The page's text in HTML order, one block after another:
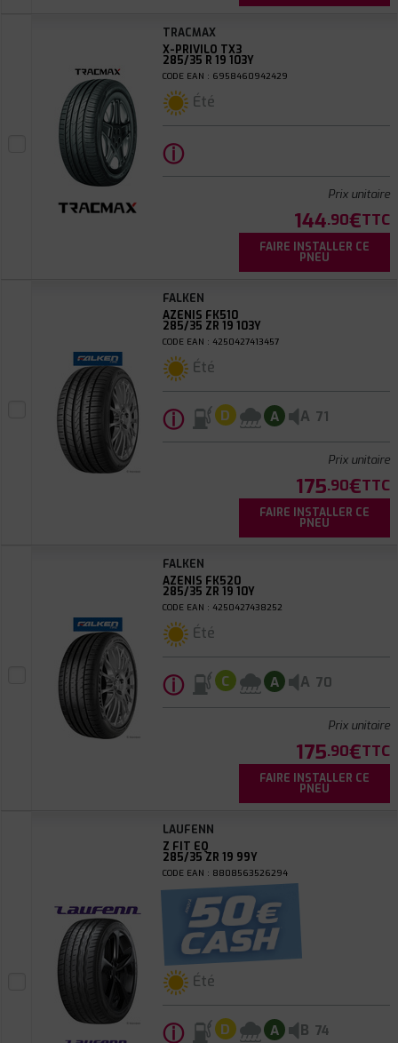
TRACMAX
X-PRIVILO TX3
285/35 R 19 103Y
CODE EAN : 6958460942429
Été
ⓘ
Prix unitaire
144.90€TTC
FAIRE INSTALLER CE
PNEU
FALKEN
AZENIS FK510
285/35 ZR 19 103Y
CODE EAN : 4250427413457
Été
ⓘ D A A 71
Prix unitaire
175.90€TTC
FAIRE INSTALLER CE
PNEU
FALKEN
AZENIS FK520
285/35 ZR 19 10Y
CODE EAN : 4250427438252
Été
ⓘ C A A 70
Prix unitaire
175.90€TTC
FAIRE INSTALLER CE
PNEU
LAUFENN
Z FIT EQ
285/35 ZR 19 99Y
CODE EAN : 8808563526294
Été
ⓘ D A B 74